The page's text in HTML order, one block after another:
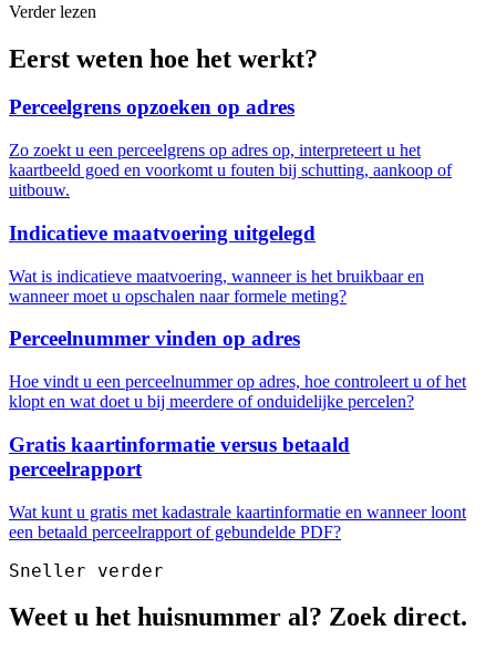
Verder lezen
Eerst weten hoe het werkt?
Perceelgrens opzoeken op adres
Zo zoekt u een perceelgrens op adres op, interpreteert u het
kaartbeeld goed en voorkomt u fouten bij schutting, aankoop of
uitbouw.
Indicatieve maatvoering uitgelegd
Wat is indicatieve maatvoering, wanneer is het bruikbaar en
wanneer moet u opschalen naar formele meting?
Perceelnummer vinden op adres
Hoe vindt u een perceelnummer op adres, hoe controleert u of het
klopt en wat doet u bij meerdere of onduidelijke percelen?
Gratis kaartinformatie versus betaald
perceelrapport
Wat kunt u gratis met kadastrale kaartinformatie en wanneer loont
een betaald perceelrapport of gebundelde PDF?
Sneller verder
Weet u het huisnummer al? Zoek direct.